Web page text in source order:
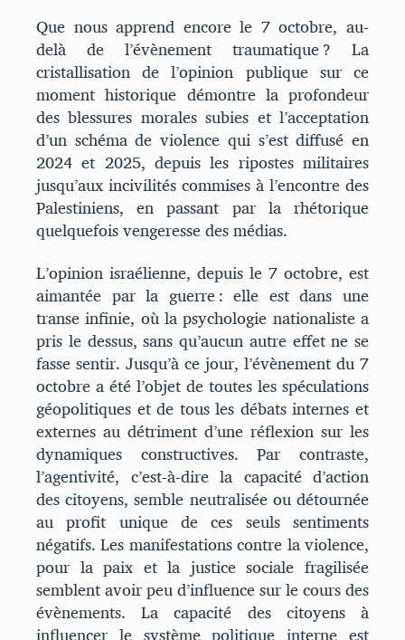
Que nous apprend encore le 7 octobre, au-
delà de l’évènement traumatique ? La
cristallisation de l’opinion publique sur ce
moment historique démontre la profondeur
des blessures morales subies et l’acceptation
d’un schéma de violence qui s’est diffusé en
2024 et 2025, depuis les ripostes militaires
jusqu’aux incivilités commises à l’encontre des
Palestiniens, en passant par la rhétorique
quelquefois vengeresse des médias.
L’opinion israélienne, depuis le 7 octobre, est
aimantée par la guerre : elle est dans une
transe infinie, où la psychologie nationaliste a
pris le dessus, sans qu’aucun autre effet ne se
fasse sentir. Jusqu’à ce jour, l’évènement du 7
octobre a été l’objet de toutes les spéculations
géopolitiques et de tous les débats internes et
externes au détriment d’une réflexion sur les
dynamiques constructives. Par contraste,
l’agentivité, c’est-à-dire la capacité d’action
des citoyens, semble neutralisée ou détournée
au profit unique de ces seuls sentiments
négatifs. Les manifestations contre la violence,
pour la paix et la justice sociale fragilisée
semblent avoir peu d’influence sur le cours des
évènements. La capacité des citoyens à